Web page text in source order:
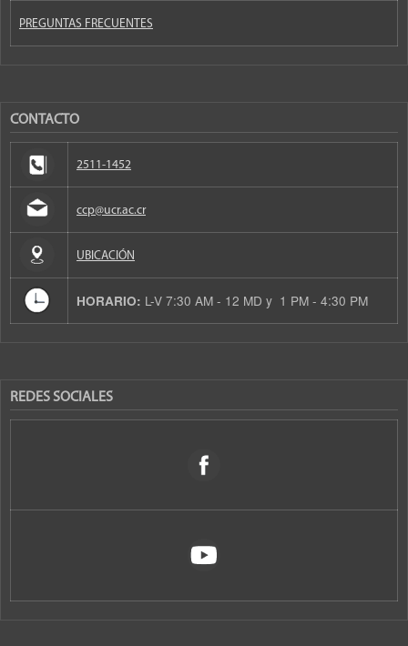
PREGUNTAS FRECUENTES
CONTACTO
2511-1452
ccp@ucr.ac.cr
UBICACIÓN
HORARIO: L-V 7:30 AM - 12 MD y 1 PM - 4:30 PM
REDES SOCIALES